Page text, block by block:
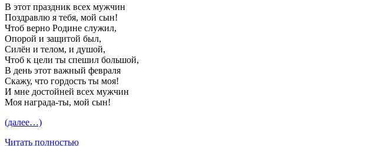
В этот праздник всех мужчин
Поздравлю я тебя, мой сын!
Чтоб верно Родине служил,
Опорой и защитой был,
Силён и телом, и душой,
Чтоб к цели ты спешил большой,
В день этот важный февраля
Скажу, что гордость ты моя!
И мне достойней всех мужчин
Моя награда-ты, мой сын!
(далее…)
Читать полностью